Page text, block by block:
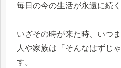
毎日の今の生活が永遠に続
いざその時が来た時、いつ
人や家族は「そんなはずじ
す。